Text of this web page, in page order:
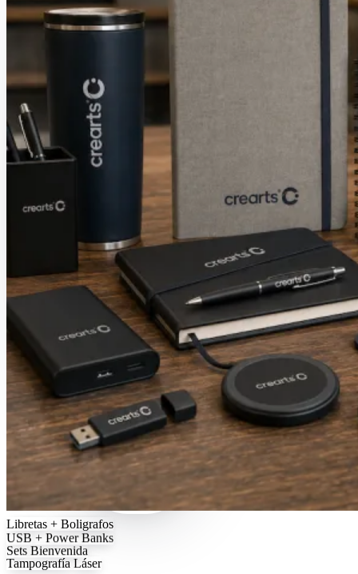
Libretas + Boligrafos
USB + Power Banks
Sets Bienvenida
Tampografía Láser